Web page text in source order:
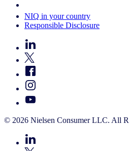
NIQ in your country
Responsible Disclosure
© 2026 Nielsen Consumer LLC. All